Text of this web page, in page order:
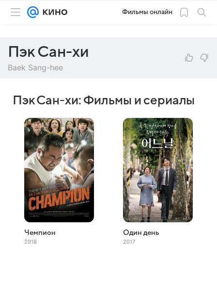
Фильмы онлайн
Пэк Сан-хи
Baek Sang-hee
Пэк Сан-хи: Фильмы и сериалы
Чемпион
2018
Один день
2017